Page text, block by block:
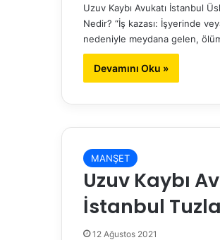
Uzuv Kaybı Avukatı İstanbul
Nedir? “İş kazası: İşyerinde
nedeniyle meydana gelen,
Devamını Oku »
MANŞET
Uzuv Kaybı
İstanbul Tuzla
12 Ağustos 2021